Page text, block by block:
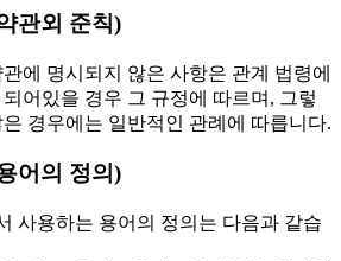
관외 준칙)
관에 명시되지 않은 사항은 관계 법령에
되어있을 경우 그 규정에 따르며, 그렇
은 경우에는 일반적인 관례에 따릅니다.
어의 정의)
사용하는 용어의 정의는 다음과 같습